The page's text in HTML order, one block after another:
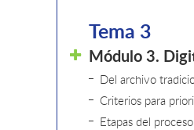
Tema 3
Módulo 3.
Del archivo
Criterios para
Etapas del